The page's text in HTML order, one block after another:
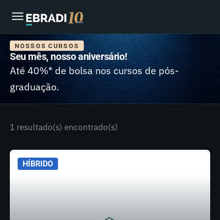
NOSSOS CURSOS
Seu mês, nosso aniversário!
Até 40%* de bolsa nos cursos de pós-
graduação.
1 resultado(s) encontrado(s)
HÍBRIDO